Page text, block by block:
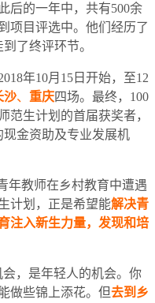
后的一年中，共有500余
项目评选中。他们经历了
了终评环节。
年10月15日开始，至12
沙、 重庆四场。最终，100
范生计划的首届获奖者，
金资助及专业发展机
年教师在乡村教育中遭遇
计划，正是希望能解决青
注入新生力量，发现和培
，是年轻人的机会。你
做些锦上添花。但去到乡